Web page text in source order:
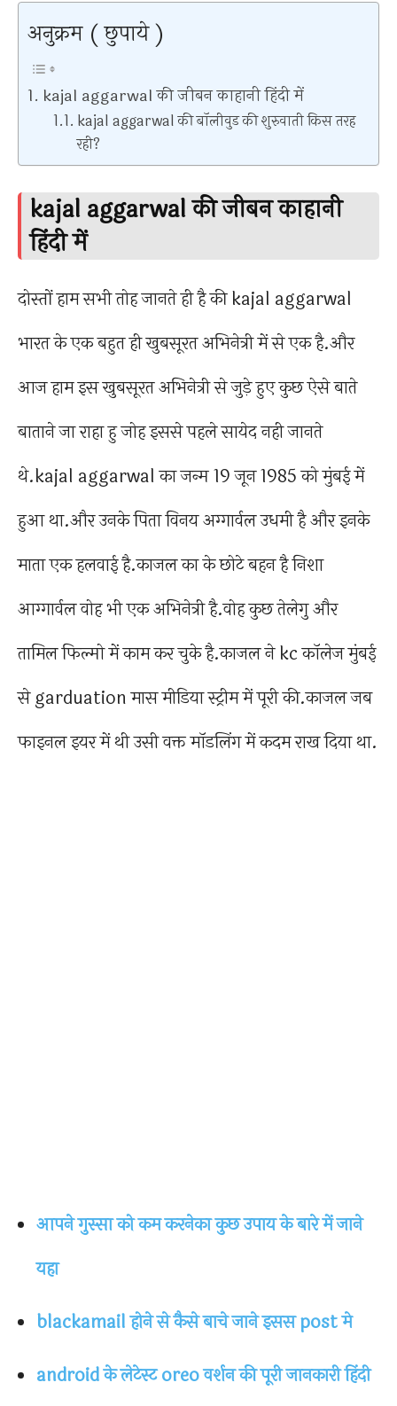
अनुक्रम ( छुपाये )
kajal aggarwal की जीबन काहानी हिंदी में
kajal aggarwal की बॉलीवुड की शुरुवाती किस तरह
रही?
kajal aggarwal की जीबन काहानी
हिंदी में
दोस्तों हाम सभी तोह जानते ही है की kajal aggarwal
भारत के एक बहुत ही खुबसूरत अभिनेत्री में से एक है.और
आज हाम इस खुबसूरत अभिनेत्री से जुड़े हुए कुछ ऐसे बाते
बाताने जा राहा हु जोह इससे पहले सायेद नही जानते
थे.kajal aggarwal का जन्म 19 जून 1985 को मुंबई में
हुआ था.और उनके पिता विनय अग्गार्वल उधमी है और इनके
माता एक हलवाई है.काजल का के छोटे बहन है निशा
आग्गार्वल वोह भी एक अभिनेत्री है.वोह कुछ तेलेगु और
तामिल फिल्मो में काम कर चुके है.काजल ने kc कॉलेज मुंबई
से garduation मास मीडिया स्ट्रीम में पूरी की.काजल जब
फाइनल इयर में थी उसी वक्त मॉडलिंग में कदम राख दिया था.
आपने गुस्सा को कम करनेका कुछ उपाय के बारे में जाने
यहा
blackamail होने से कैसे बाचे जाने इसस post मे
android के लेटेस्ट oreo वर्शन की पूरी जानकारी हिंदी